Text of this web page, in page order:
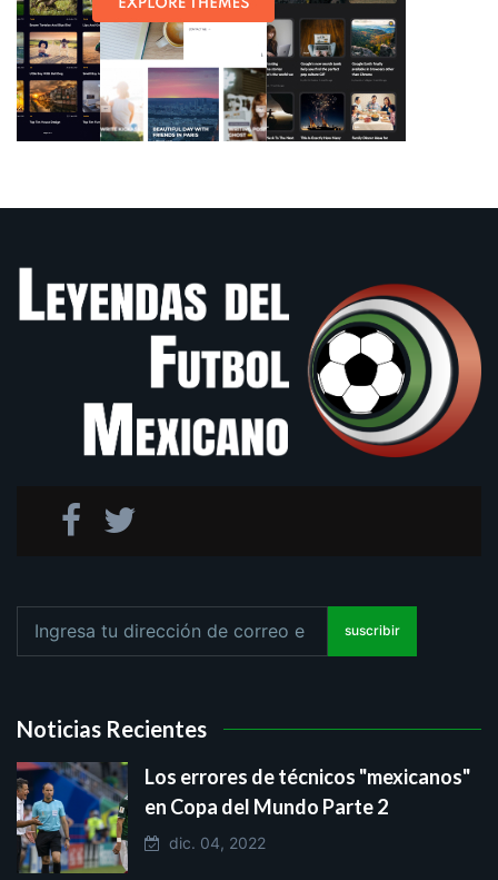
suscribir
Noticias Recientes
Los errores de técnicos "mexicanos"
en Copa del Mundo Parte 2
dic. 04, 2022